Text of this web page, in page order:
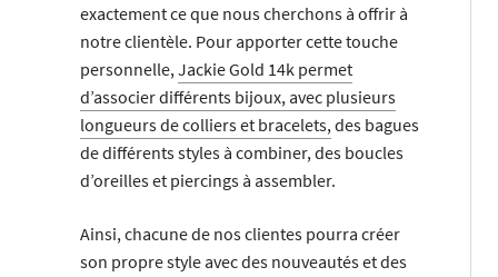
exactement ce que nous cherchons à offrir à
notre clientèle. Pour apporter cette touche
personnelle,Jackie Gold 14k permet
d’associer différents bijoux, avec plusieurs
longueurs de colliers et bracelets,des bagues
de différents styles à combiner, des boucles
d’oreilles et piercings à assembler.
Ainsi, chacune de nos clientes pourra créer
son propre style avec des nouveautés et des